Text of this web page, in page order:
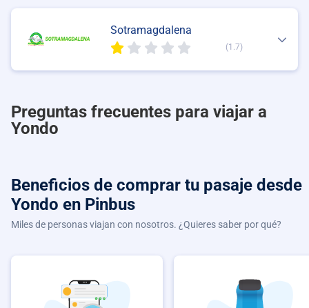
Sotramagdalena
(1.7)
Preguntas frecuentes para viajar a
Yondo
Beneficios de comprar tu pasaje desde
Yondo en Pinbus
Miles de personas viajan con nosotros. ¿Quieres saber por qué?